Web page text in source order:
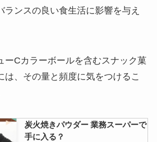
ランスの良い食生活に影響を与え
ーCカラーボールを含むスナック菓
は、その量と頻度に気をつけるこ
炭火焼きパウダー 業務スーパーで
手に入る？